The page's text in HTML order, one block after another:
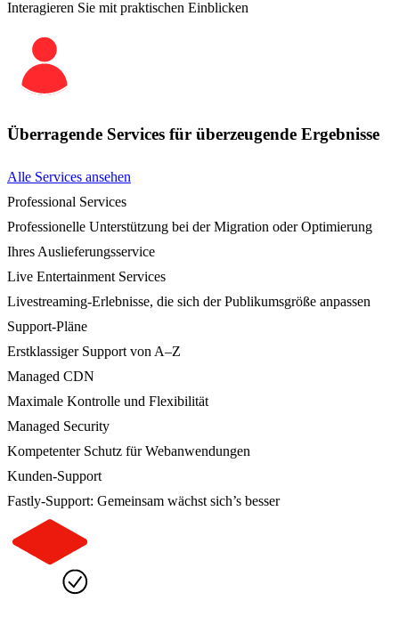
Interagieren Sie mit praktischen Einblicken
Überragende Services für überzeugende Ergebnisse
Alle Services ansehen
Professional Services
Professionelle Unterstützung bei der Migration oder Optimierung
Ihres Auslieferungsservice
Live Entertainment Services
Livestreaming-Erlebnisse, die sich der Publikumsgröße anpassen
Support-Pläne
Erstklassiger Support von A–Z
Managed CDN
Maximale Kontrolle und Flexibilität
Managed Security
Kompetenter Schutz für Webanwendungen
Kunden-Support
Fastly-Support: Gemeinsam wächst sich’s besser